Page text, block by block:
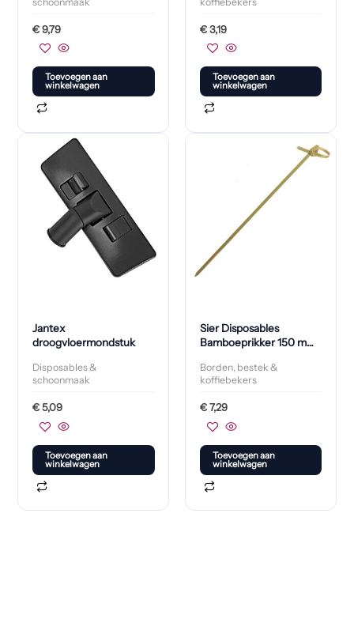
€9,79
Toevoegen aan
winkelwagen
stuks)
€3,19
Toevoegen aan
winkelwagen
Jantex
droogvloermondstuk
Disposables &
schoonmaak
€5,09
Toevoegen aan
winkelwagen
Sier Disposables
Bamboeprikker 150 mm
Borden, bestek &
koffiebekers
€7,29
Toevoegen aan
winkelwagen